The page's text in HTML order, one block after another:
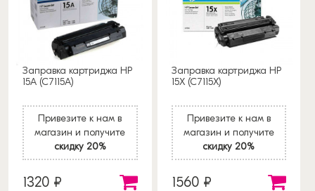
Заправка картриджа HP
15A (C7115A)
Привезите к нам в
магазин и получите
скидку 20%
1320 ₽
Заправка картриджа HP
15X (C7115X)
Привезите к нам в
магазин и получите
скидку 20%
1560 ₽